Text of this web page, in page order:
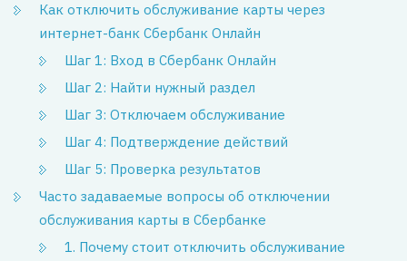
Как отключить обслуживание карты через
интернет-банк Сбербанк Онлайн
Шаг 1: Вход в Сбербанк Онлайн
Шаг 2: Найти нужный раздел
Шаг 3: Отключаем обслуживание
Шаг 4: Подтверждение действий
Шаг 5: Проверка результатов
Часто задаваемые вопросы об отключении
обслуживания карты в Сбербанке
1. Почему стоит отключить обслуживание